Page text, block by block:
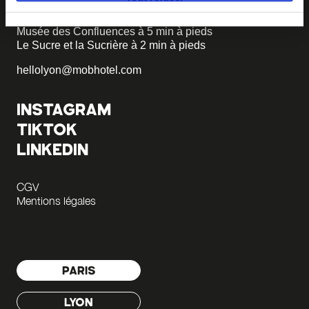
Musée des Confluences à 5 min à pieds
Le Sucre et la Sucrière à 2 min à pieds
hellolyon@mobhotel.com
INSTAGRAM
TIKTOK
LINKEDIN
CGV
Mentions légales
PARIS
LYON